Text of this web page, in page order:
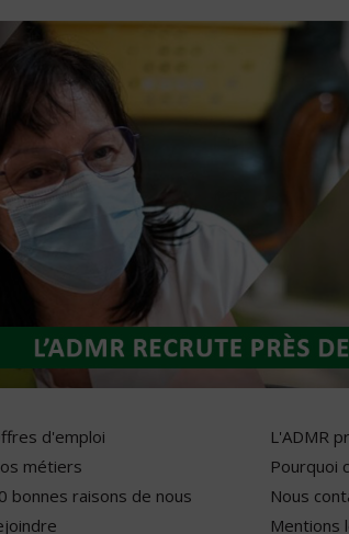
d'emploi
métiers
bonnes raisons de nous
L'ADMR
Pourquoi
Nous
Mentions